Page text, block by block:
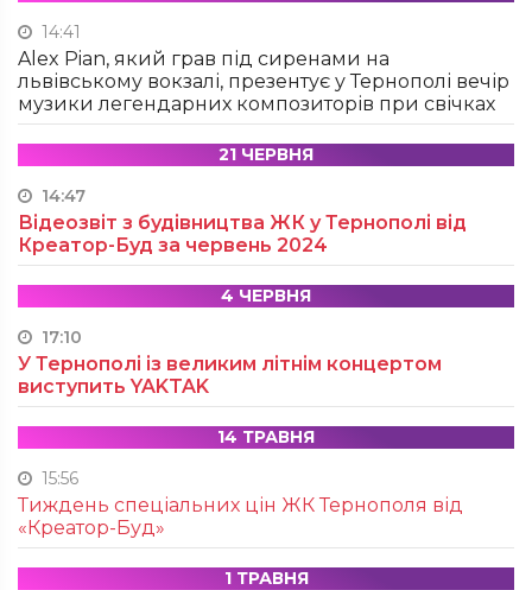
14:41
Alex Pian, який грав під сиренами на
львівському вокзалі, презентує у Тернополі вечір
музики легендарних композиторів при свічках
21 ЧЕРВНЯ
14:47
Відеозвіт з будівництва ЖК у Тернополі від
Креатор-Буд за червень 2024
4 ЧЕРВНЯ
17:10
У Тернополі із великим літнім концертом
виступить YAKTAK
14 ТРАВНЯ
15:56
Тиждень спеціальних цін ЖК Тернополя від
«Креатор-Буд»
1 ТРАВНЯ